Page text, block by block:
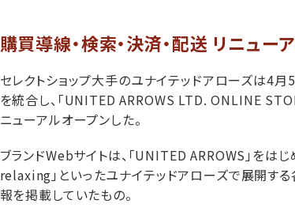
購買導線・検索・決済・配送 リニュー
セレクトショップ大手のユナイテッドアローズは4月
を統合し、「UNITED ARROWS LTD. ONLINE
ニューアルオープンした。
ブランドWebサイトは、「UNITED ARROWS」をは
relaxing」といったユナイテッドアローズで展開す
報を掲載していたもの。